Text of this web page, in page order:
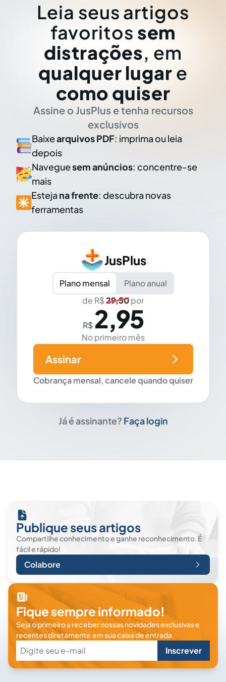
Leia seus artigos
favoritos sem
distrações, em
qualquer lugar e
como quiser
Assine o JusPlus e tenha recursos
exclusivos
Baixearquivos PDF: imprima ou leia
depois
Naveguesem anúncios: concentre-se
mais
Esteja na frente: descubra novas
ferramentas
JusPlus
Plano mensal
Plano anual
de R$29,50por
R$ 2,95
No primeiro mês
Cobrança mensal, cancele quando quiser
Assinar
Já é assinante? Faça login
Publique seus artigos
Compartilhe conhecimento e ganhe reconhecimento. É
fácil e rápido!
Colabore
Fique sempre informado!
Seja o primeiro a receber nossas novidades exclusivas e
recentes diretamente em sua caixa de entrada.
Inscrever